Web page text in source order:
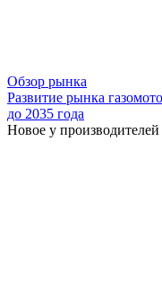
Обзор рынка
Развитие рынка
до 2035 года
Новое у производителей